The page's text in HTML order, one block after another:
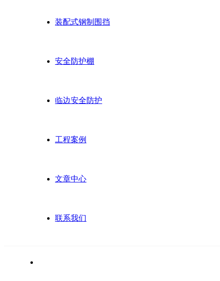
装配式钢制围挡
安全防护棚
临边安全防护
工程案例
文章中心
联系我们